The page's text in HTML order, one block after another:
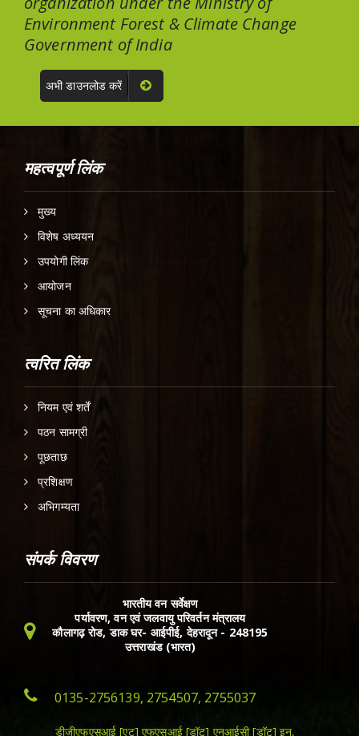
Environment Forest & Climate Change
Government of India
अभी डाउनलोड करें
महत्वपूर्ण लिंक
मुख्य
विशेष अध्ययन
उपयोगी लिंक
आयोजन
सूचना का अधिकार
त्वरित लिंक
नियम एवं शर्तें
पठन सामग्री
पूछताछ
प्रशिक्षण
अभिगम्यता
संपर्क विवरण
भारतीय वन सर्वेक्षण
पर्यावरण, वन एवं जलवायु परिवर्तन मंत्रालय
कौलागढ़ रोड, डाक घर- आईपीई, देहरादून - 248195
उत्तराखंड (भारत)
0135-2756139, 2754507, 2755037
डीजीएफएसआई [एट] एफएसआई [डॉट] एनआईसी [डॉट] इन,